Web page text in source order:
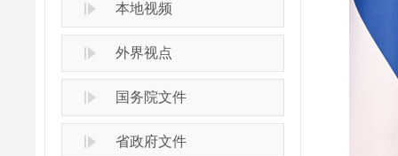
本地视频
外界视点
国务院文件
省政府文件